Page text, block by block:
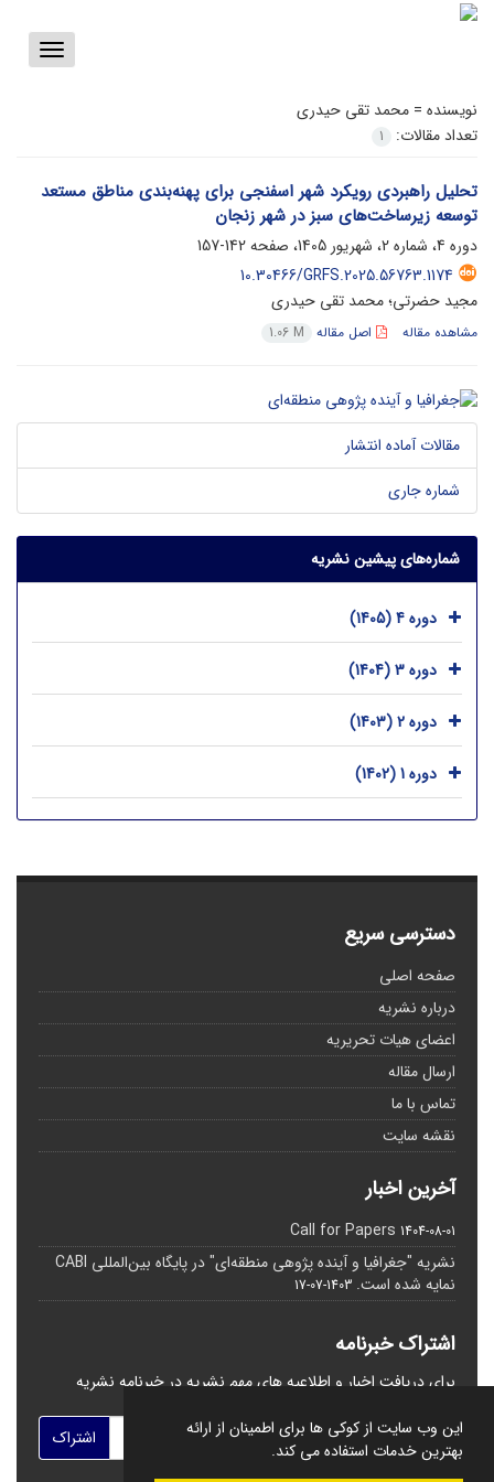
این وب سایت از کوکی ها برای اطمینان از ارائه
بهترین خدمات استفاده می کند.
Toggle
نویسنده = محمد تقی حیدری
تعداد مقالات:
1
تحلیل راهبردی رویکرد شهر اسفنجی برای پهنه‌بندی مناطق مستعد
توسعه زیرساخت‌های سبز در شهر زنجان
دوره 4، شماره 2، شهریور 1405، صفحه
142-157
10.30466/GRFS.2025.56763.1174
مجید حضرتی؛ محمد تقی حیدری
مشاهده مقاله اصل مقاله 1.06 M
مقالات آماده انتشار
شماره جاری
شماره‌های پیشین نشریه
دوره 4 (1405)
دوره 3 (1404)
دوره 2 (1403)
دوره 1 (1402)
دسترسی سریع
صفحه اصلی
درباره نشریه
اعضای هیات تحریریه
ارسال مقاله
تماس با ما
نقشه سایت
آخرین اخبار
Call for Papers 1404-08-01
نشریه "جغرافیا و آینده پژوهی منطقه‌ای" در پایگاه بین‌المللی CABI
نمایه شده است. 1403-07-17
اشتراک خبرنامه
برای دریافت اخبار و اطلاعیه های مهم نشریه در خبرنامه نشریه
اشتراک